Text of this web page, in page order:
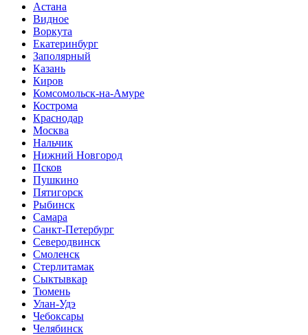
Астана
Видное
Воркута
Екатеринбург
Заполярный
Казань
Киров
Комсомольск-на-Амуре
Кострома
Краснодар
Москва
Нальчик
Нижний Новгород
Псков
Пушкино
Пятигорск
Рыбинск
Самара
Санкт-Петербург
Северодвинск
Смоленск
Стерлитамак
Сыктывкар
Тюмень
Улан-Удэ
Чебоксары
Челябинск